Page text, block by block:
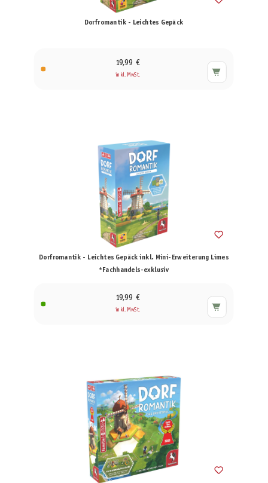
Dorfromantik - Leichtes Gepäck
19,99 €
inkl. MwSt.
Dorfromantik - Leichtes Gepäck inkl. Mini-Erweiterung Limes
*Fachhandels-exklusiv
19,99 €
inkl. MwSt.